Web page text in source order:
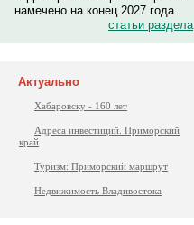
намечено на конец 2027 года.
статьи раздела
Актуально
Хабаровску - 160 лет
Адреса инвестиций. Приморский
край
Туризм: Приморский маршрут
Недвижимость Владивостока